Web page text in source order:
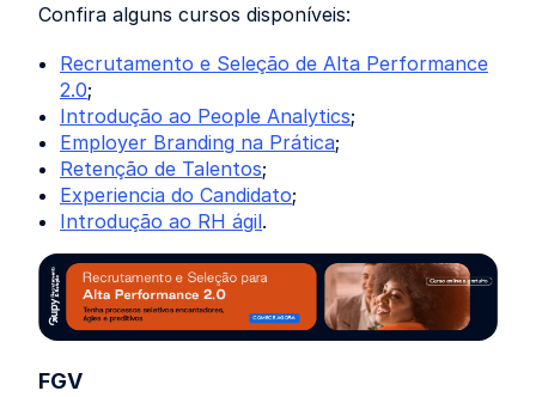
Confira alguns cursos disponíveis:
Recrutamento e Seleção de Alta Performance
2.0;
Introdução ao People Analytics;
Employer Branding na Prática;
Retenção de Talentos;
Experiencia do Candidato;
Introdução ao RH ágil.
FGV